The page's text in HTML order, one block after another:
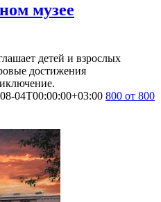
музее
детей и взрослых
достижения
04T00:00:00+03:00 800 от 800